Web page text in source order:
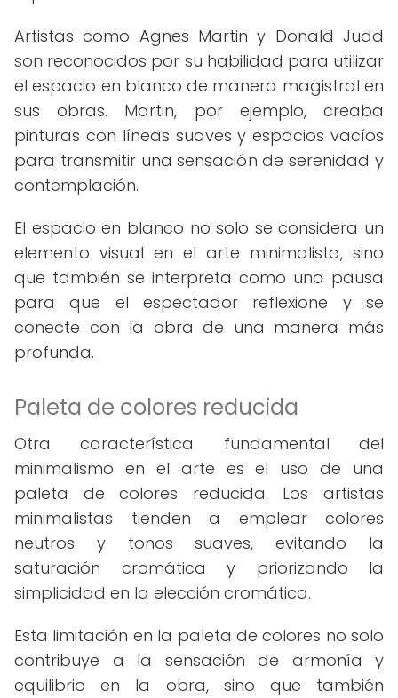
Artistas como Agnes Martin y Donald Judd
son reconocidos por su habilidad para utilizar
el espacio en blanco de manera magistral en
sus obras. Martin, por ejemplo, creaba
pinturas con líneas suaves y espacios vacíos
para transmitir una sensación de serenidad y
contemplación.
El espacio en blanco no solo se considera un
elemento visual en el arte minimalista, sino
que también se interpreta como una pausa
para que el espectador reflexione y se
conecte con la obra de una manera más
profunda.
Paleta de colores reducida
Otra característica fundamental del
minimalismo en el arte es el uso de una
paleta de colores reducida. Los artistas
minimalistas tienden a emplear colores
neutros y tonos suaves, evitando la
saturación cromática y priorizando la
simplicidad en la elección cromática.
Esta limitación en la paleta de colores no solo
contribuye a la sensación de armonía y
equilibrio en la obra, sino que también